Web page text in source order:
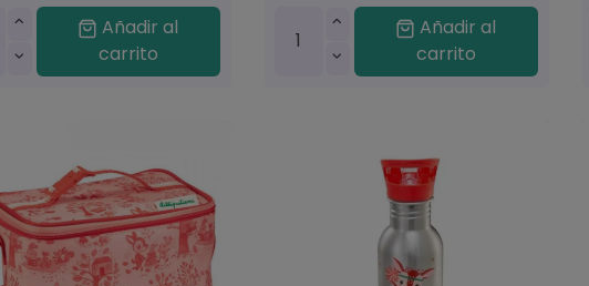
Añadir al
carrito
Añadir al
carrito